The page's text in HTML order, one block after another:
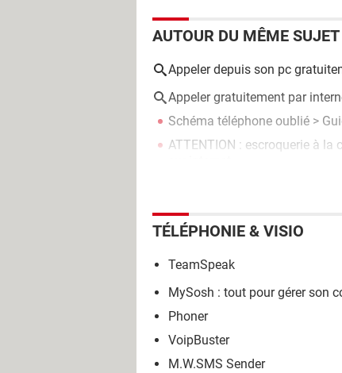
AUTOUR DU MÊME SUJET
Appeler depuis son pc
Appeler gratuitement par
Schéma téléphone oublié >
ATTENTION : escroquerie à la
TÉLÉPHONIE & VISIO
TeamSpeak
MySosh : tout pour gérer son
Phoner
VoipBuster
M.W.SMS Sender